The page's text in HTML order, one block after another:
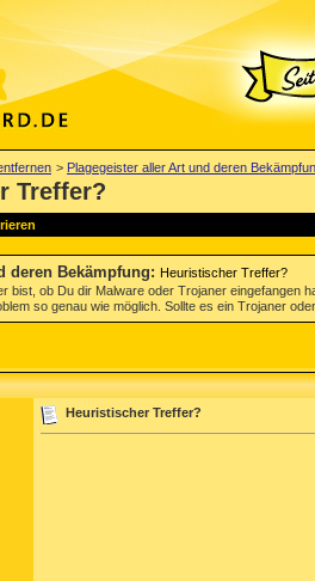
> Plagegeister aller Art und deren
Treffer?
deren Bekämpfung: Heuristischer Treffer?
bist, ob Du dir Malware oder Trojaner eingefangen
so genau wie möglich. Sollte es ein Trojaner
Heuristischer Treffer?